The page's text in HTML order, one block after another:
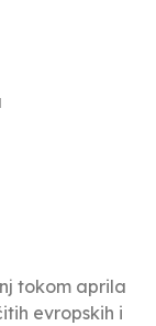
tokom aprila
evropskih i